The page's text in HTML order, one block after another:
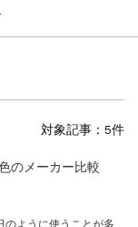
対象記事：5件
のメーカー比較
のように使うことが多